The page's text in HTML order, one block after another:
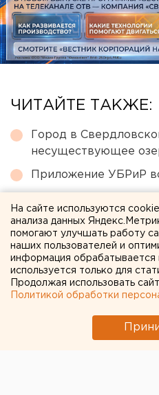
ЧИТАЙТЕ ТАКЖЕ:
Город в
несуществующее
Приложение УБРиР
Екатеринбурге
Участок с
на аукцион по КРТ в
Исторический центр
КРТ, а история с
На сайте используются
анализа данных
помогают улучшать работу
наших пользователей и
информация обрабатывается
используется только для
Продолжая использовать
Политикой обработки